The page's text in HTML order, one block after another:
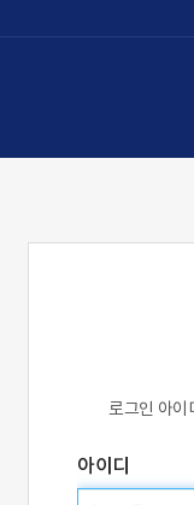
로그인 아이
아이디